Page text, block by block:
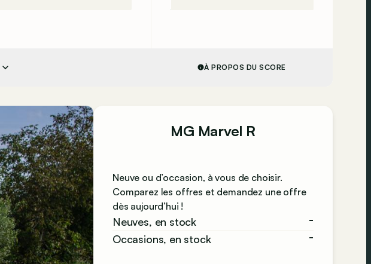
À PROPOS DU SCORE
MG Marvel R
Neuve ou d’occasion, à vous de choisir.
Comparez les offres et demandez une offre
dès aujourd’hui !
Neuves, en stock
-
Occasions, en stock
-